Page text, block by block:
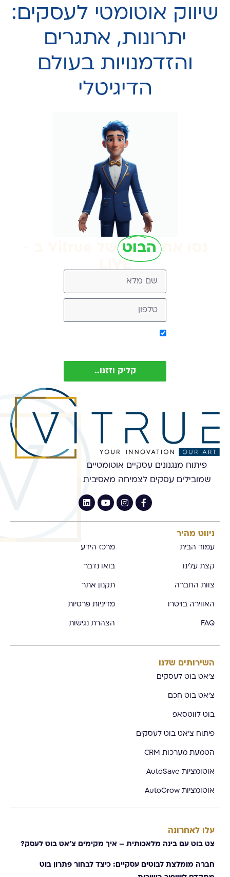
שיווק אוטומטי לעסקים:
יתרונות, אתגרים
והזדמנויות בעולם
הדיגיטלי
נסו את הבוט
LIVE
קליק וזזנו..
פיתוח מנגנונים עסקיים אוטומטיים
שמובילים עסקים לצמיחה מאסיבית
ניווט מהיר
עמוד הבית
קצת עלינו
צוות החברה
האווירה בויטרו
FAQ
מרכז הידע
בואו נדבר
תקנון אתר
מדיניות פרטיות
הצהרת נגישות
השירותים שלנו
צ'אט בוט לעסקים
צ'אט בוט חכם
בוט לווטסאפ
פיתוח צ'אט בוט לעסקים
הטמעת מערכות CRM
אוטומציות AutoSave
אוטומציות AutoGrow
עלו לאחרונה
צט בוט עם בינה מלאכותית – איך מקימים צ׳אט בוט לעסק?
חברה מומלצת לבוטים עסקיים: כיצד לבחור פתרון בוט